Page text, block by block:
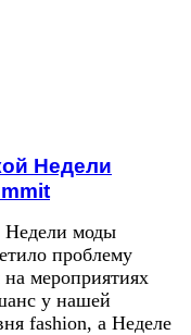
Недели
Недели моды
проблему
на мероприятиях
у нашей
fashion, а Неделе